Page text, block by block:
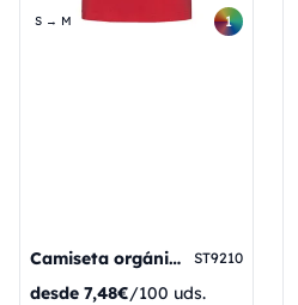
S → M 1
Camiseta orgánica James con cuello en V ST9210
desde 7,48€/100 uds.